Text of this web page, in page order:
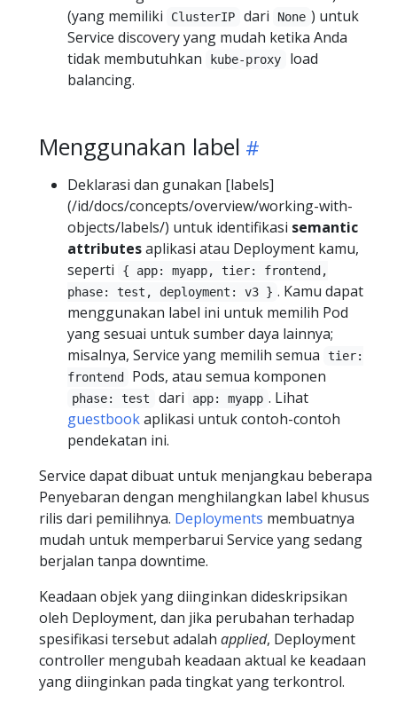
(yang memiliki
ClusterIP dari None ) untuk
Service discovery yang mudah ketika Anda
tidak membutuhkan
kube-proxy
load
balancing.
Menggunakan label
Deklarasi dan gunakan [labels]
(/id/docs/concepts/overview/working-with-
objects/labels/) untuk identifikasi semantic
attributesaplikasi atau Deployment kamu,
seperti
{ app: myapp, tier: frontend,
phase: test, deployment: v3 } . Kamu dapat
menggunakan label ini untuk memilih Pod
yang sesuai untuk sumber daya lainnya;
misalnya, Service yang memilih semua
tier:
frontend
Pods, atau semua komponen
phase: test dari app: myapp . Lihat
guestbookaplikasi untuk contoh-contoh
pendekatan ini.
Service dapat dibuat untuk menjangkau beberapa
Penyebaran dengan menghilangkan label khusus
rilis dari pemilihnya. Deployments membuatnya
mudah untuk memperbarui Service yang sedang
berjalan tanpa downtime.
Keadaan objek yang diinginkan dideskripsikan
oleh Deployment, dan jika perubahan terhadap
spesifikasi tersebut adalah applied, Deployment
controller mengubah keadaan aktual ke keadaan
yang diinginkan pada tingkat yang terkontrol.